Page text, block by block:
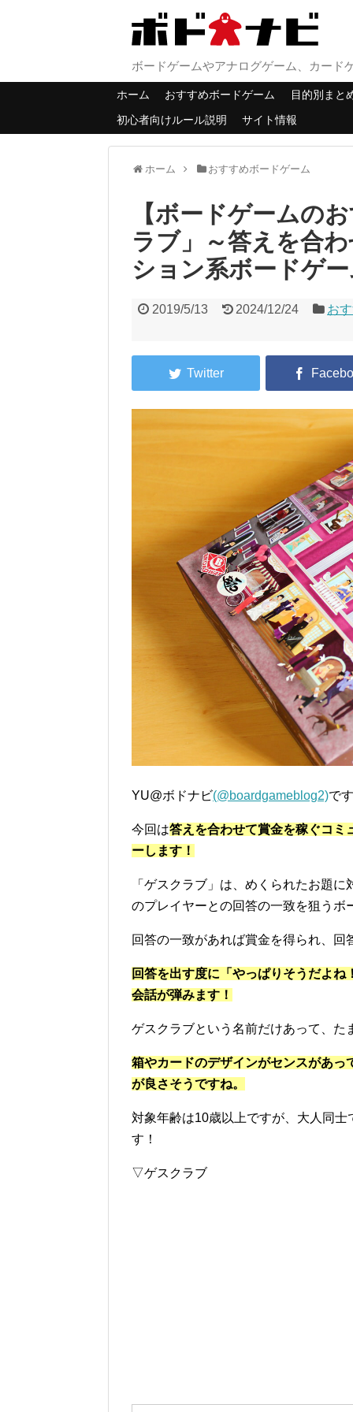
ボードゲームやアナログゲーム、カード
ホーム おすすめボードゲーム
目的別まと
初心者向けルール説明
サイト情報
ホーム おすすめボードゲーム
【ボードゲームの
ラブ」～答えを合
ション系ボードゲ
2019/5/13 2024/12/24 お
YU@ボドナビ(@boardgameblog2)で
今回は答えを合わせて賞金を稼ぐコミ
ーします！
「ゲスクラブ」は、めくられたお題
のプレイヤーとの回答の一致を狙うボ
回答の一致があれば賞金を得られ、
回答を出す度に「やっぱりそうだよ
会話が弾みます！
ゲスクラブという名前だけあって、
箱やカードのデザインがセンスがあ
が良さそうですね。
対象年齢は10歳以上ですが、大人同
す！
▽ゲスクラブ